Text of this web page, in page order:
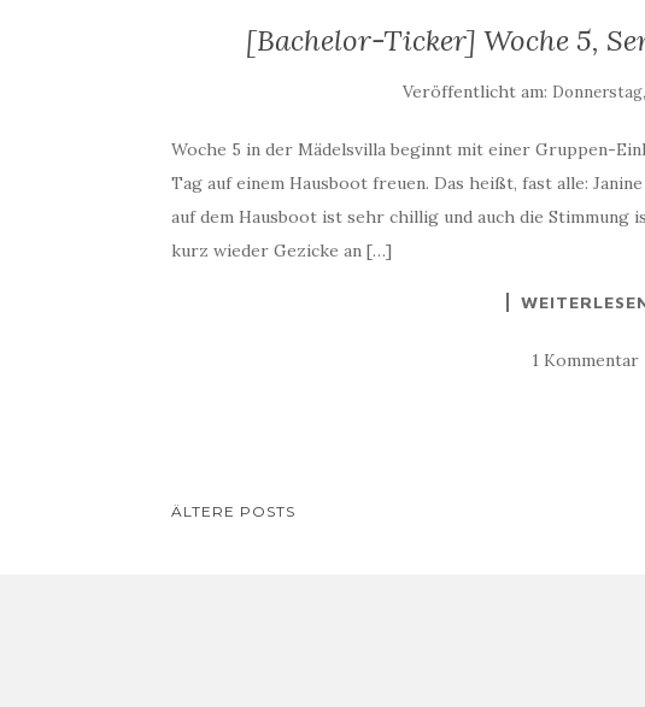
[Bachelor-Ticker] Woche 5,
Veröffentlicht am: Donnerstag,
Woche 5 in der Mädelsvilla beginnt mit einer Gruppen-
Tag auf einem Hausboot freuen. Das heißt, fast alle:
auf dem Hausboot ist sehr chillig und auch die Stimmung
kurz wieder Gezicke an […]
1 Kommentar
BEITRAGS-
ÄLTERE POSTS